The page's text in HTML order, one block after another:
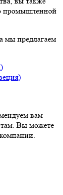
промышленной
мы предлагаем
вам
Вы можете